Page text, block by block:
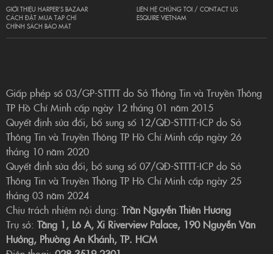
GIỚI THIỆU HARPER’S BAZAAR
CÁCH ĐẶT MUA TẠP CHÍ
CHÍNH SÁCH BẢO MẬT
LIÊN HỆ CHÚNG TÔI / CONTACT US
ESQUIRE VIETNAM
Giấp phép số 03/GP-STTTT do Sở Thông Tin và Truyền Thông
TP Hồ Chí Minh cấp ngày 12 tháng 01 năm 2015
Quyết định sửa đổi, bổ sung số 12/QĐ-STTTT-ICP do Sở
Thông Tin và Truyền Thông TP Hồ Chí Minh cấp ngày 26
tháng 10 năm 2020
Quyết định sửa đổi, bổ sung số 07/QĐ-STTTT-ICP do Sở
Thông Tin và Truyền Thông TP Hồ Chí Minh cấp ngày 25
tháng 03 năm 2024
Chịu trách nhiệm nội dung: Trần Nguyễn Thiên Hương
Trụ sở: Tầng 1, Lô A, Xi Riverview Palace, 190 Nguyễn Văn
Hưởng, Phường An Khánh, TP. HCM